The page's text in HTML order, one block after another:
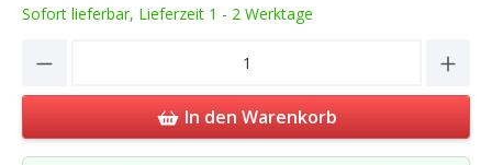
Sofort lieferbar, Lieferzeit 1 - 2 Werktage
Product Quantity: Enter the desired
In den Warenkorb